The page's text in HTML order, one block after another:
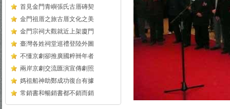
首見金門青嶼張氏古厝磚契
金門祖厝之旅古厝文化之美
金門宗祠大觀就近上架廈門
臺灣各姓祠堂巡禮登陸外圖
不懂京劇卻推廣國粹卌年者
兩岸京劇交流匯演宣傳劇照
媽祖船神助鄭成功復台有據
常銷書和暢銷書都不銷而銷